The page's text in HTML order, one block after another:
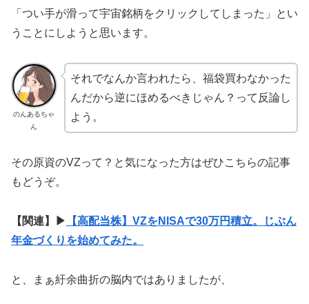
「つい手が滑って宇宙銘柄をクリックしてしまった」とい
うことにしようと思います。
のんあるちゃ
ん
それでなんか言われたら、福袋買わなかった
んだから逆にほめるべきじゃん？って反論し
よう。
その原資のVZって？と気になった方はぜひこちらの記事
もどうぞ。
【関連】▶︎
【高配当株】VZをNISAで30万円積立。じぶん
年金づくりを始めてみた。
と、まぁ紆余曲折の脳内ではありましたが、